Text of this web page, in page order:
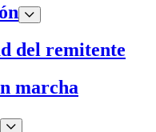
del remitente
marcha